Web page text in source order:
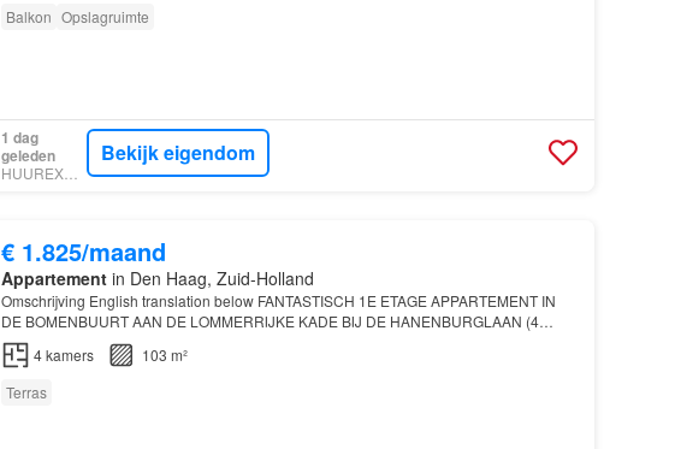
Balkon Opslagruimte
1 dag
geleden
HUUREXPERT
Bekijk eigendom
€ 1.825/maand
Appartementin Den Haag, Zuid-Holland
Omschrijving English translation below FANTASTISCH 1E ETAGE APPARTEMENT IN
DE BOMENBUURT AAN DE LOMMERRIJKE KADE BIJ DE HANENBURGLAAN (4
KAMERS ) Fantastisch
4kamers
103 m²
Terras